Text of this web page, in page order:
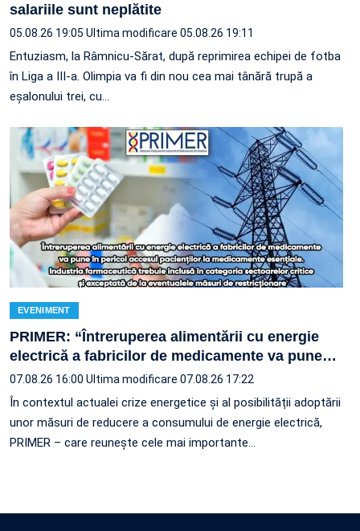
salariile sunt neplătite
05.08.26 19:05 Ultima modificare 05.08.26 19:11
Entuziasm, la Râmnicu-Sărat, după reprimirea echipei de fotba
în Liga a III-a. Olimpia va fi din nou cea mai tânără trupă a
eșalonului trei, cu…
EVENIMENT
PRIMER: “Întreruperea alimentării cu energie
electrică a fabricilor de medicamente va pune…
07.08.26 16:00 Ultima modificare 07.08.26 17:22
În contextul actualei crize energetice și al posibilității adoptării
unor măsuri de reducere a consumului de energie electrică,
PRIMER – care reuneşte cele mai importante…